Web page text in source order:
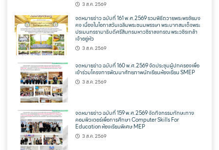
3 ส.ค. 2569
จดหมายข่าว ฉบับที่ 161 พ.ศ.2569 รวมพิธีถวายพระพรชัยมง
คง เนื่องในโอกาสวันเฉลิมพระชนมพรรษา พระบาทสมเด็จพระ
ปรเมนทรรามาธิบดีศรีสินทรมหาวชิราลงกรณ พระวชิรเกล้า
เจ้าอยู่หัว
3 ส.ค. 2569
จดหมายข่าว ฉบับที่ 160 พ.ศ.2569 จัดประชุมผู้ปกครองเพื่อ
เข้าร่วมโครงการพัฒนาศักยภาพนักเรียนห้องเรียน SMEP
3 ส.ค. 2569
จดหมายข่าว ฉบับที่ 159 พ.ศ.2569 จัดกิจกรรมทักษะทาง
คอมพิวเตอร์เพื่อการศึกษา Computer Skills For
Education ห้องเรียนพิเศษ MEP
3 ส.ค. 2569